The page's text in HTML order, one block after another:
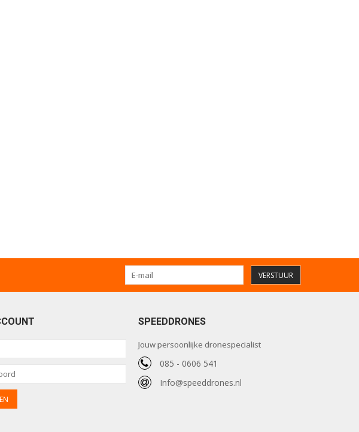
VERSTUUR
SPEEDDRONES
Jouw persoonlijke dronespecialist
085 - 0606 541
Info@speeddrones.nl